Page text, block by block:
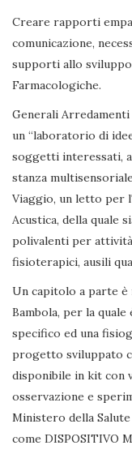
Creare rapporti
comunicazione,
supporti allo
Farmacologiche.
Generali
un “laboratorio di
soggetti interessati,
stanza
Viaggio, un letto per
Acustica, della quale
polivalenti per
fisioterapici, ausili
Un capitolo a parte è
Bambola, per la
specifico ed una
progetto sviluppato
disponibile in kit con
osservazione e
Ministero della
come DISPOSITIVO